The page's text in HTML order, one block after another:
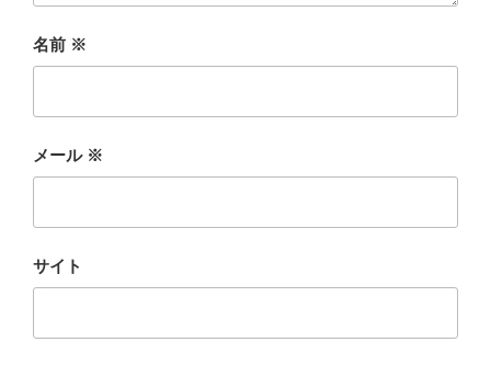
名前 ※
メール ※
サイト